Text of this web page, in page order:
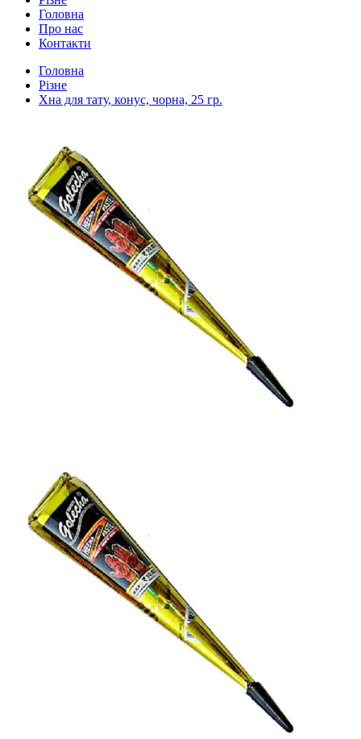
Головна
Про нас
Контакти
Головна
Різне
Хна для тату, конус, чорна, 25 гр.